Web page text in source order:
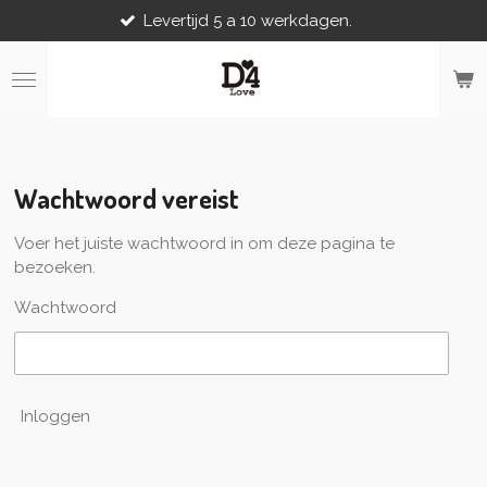
direct
naar
de
Levertijd 5 a 10 werkdagen.
Wachtwoord vereist
Voer het juiste wachtwoord in om deze pagina te
bezoeken.
Wachtwoord
Inloggen